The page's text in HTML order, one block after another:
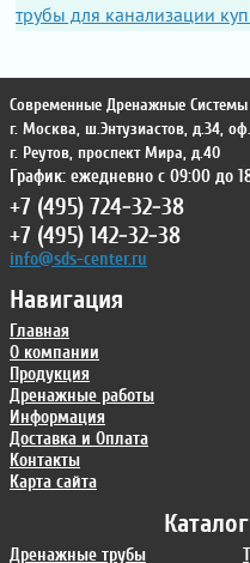
трубы для канализации
Дренажные трубы
Навигация
Главная
О компании
Продукция
Дренажные работы
Информация
Доставка и Оплата
Контакты
Карта сайта
Современные Дренажные Системы
г. Москва, ш.Энтузиастов, д.34,
г. Реутов, проспект Мира, д.40
График: ежедневно с 09:00 до
+7 (495) 724-32-38
+7 (495) 142-32-38
info@sds-center.ru